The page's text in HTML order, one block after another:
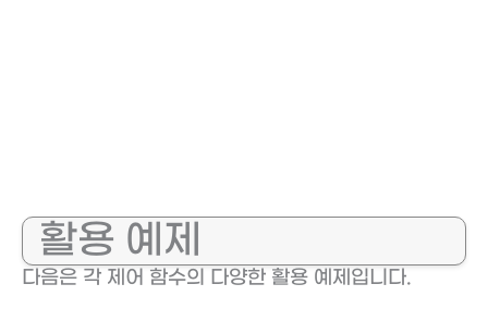
활용 예제
다음은 각 제어 함수의 다양한 활용 예제입니다.